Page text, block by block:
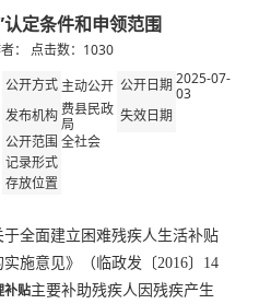
定条件和申领范围
： 点击数： 1030
公开方式 主动公开 公开日期2025-07-
03
发布机构费县民政
局
失效日期
公开范围全社会
记录形式
存放位置
全面建立困难残疾人生活补贴
施意见》（临政发〔2016〕14
补贴主要补助残疾人因残疾产生